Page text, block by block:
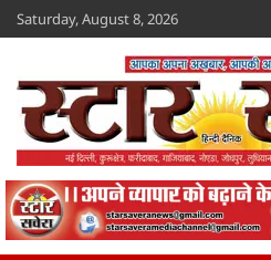
Skip
to
Saturday, August 8, 2026
Star Savera
www.starsavera.com